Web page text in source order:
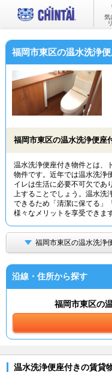
気
福岡市東区の温水洗浄
福岡市東区の温水洗浄便座
温水洗浄便座付き物件とは、
物件です。近年では温水洗浄
イレは生活に必要不可欠であ
上することでしょう。温水洗
できるため「清潔に保てる」
様々なメリットを享受できます
福岡市東区の温水洗浄
沿線・住所から探す
福岡市東区の
温水洗浄便座付きの賃貸